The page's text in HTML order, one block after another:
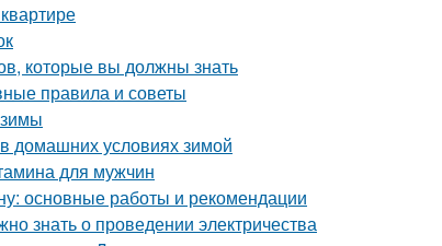
которые вы должны знать
правила и советы
домашних условиях зимой
для мужчин
основные работы и рекомендации
знать о проведении электричества